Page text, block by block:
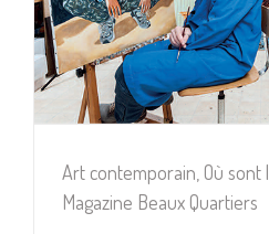
Art contemporain, Où sont
Magazine Beaux Quartiers